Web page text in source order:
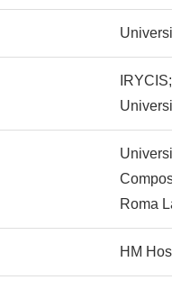
IRYCIS;
Roma La
HM